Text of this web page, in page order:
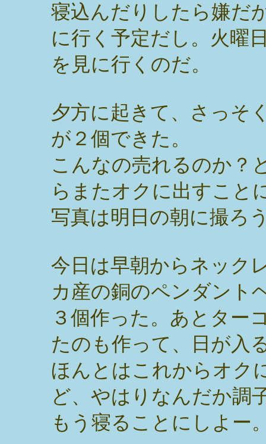
寝込んだりしたら嫌だ
に行く予定だし。火曜
を見に行くのだ。
夕方に起きて、さっそ
が２個できた。
こんなの売れるのか？
らまたオクに出すこと
写真は明日の朝に撮ろ
今日は早朝からネック
カ産の銅のペンダント
３個作った。あとター
たのも作って、日が入
ほんとはこれからオク
ど、やはりなんだか調
もう寝ることにしよー